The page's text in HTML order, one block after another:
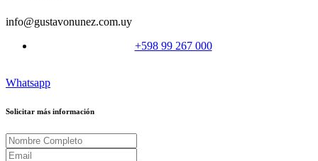
info@gustavonunez.com.uy
+598 99 267 000
Whatsapp
Solicitar más información